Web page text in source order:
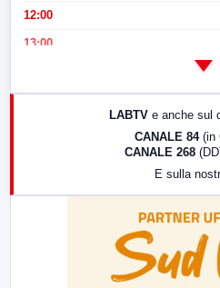
12:00
13:00
LABTV e anche sul
CANALE 84 (in
CANALE 268
E sulla